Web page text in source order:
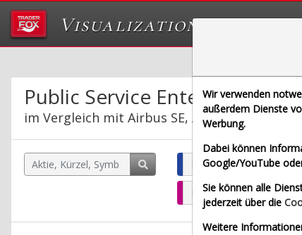
Visualizations
Public Service Enterprise
im Vergleich mit Airbus SE, Allianz SE,
Public Service
Bayerische Motoren
Wir verwenden
außerdem Dienste
Werbung.
Dabei können
Google/YouTube
Sie können alle
jederzeit über die
Weitere